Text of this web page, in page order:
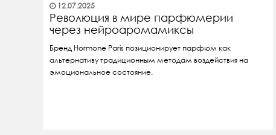
12.07.2025
Революция в мире парфюмерии
через нейроаромамиксы
Бренд Hormone Paris позиционирует парфюм как
альтернативу традиционным методам воздействия на
эмоциональное состояние.